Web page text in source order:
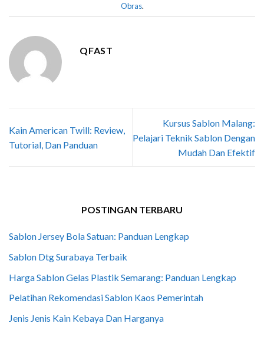
Obras.
QFAST
Kain American Twill: Review,
Tutorial, Dan Panduan
Kursus Sablon Malang:
Pelajari Teknik Sablon Dengan
Mudah Dan Efektif
POSTINGAN TERBARU
Sablon Jersey Bola Satuan: Panduan Lengkap
Sablon Dtg Surabaya Terbaik
Harga Sablon Gelas Plastik Semarang: Panduan Lengkap
Pelatihan Rekomendasi Sablon Kaos Pemerintah
Jenis Jenis Kain Kebaya Dan Harganya